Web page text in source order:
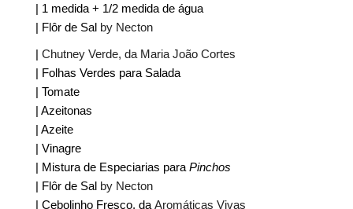
| 1 medida + 1/2 medida de água
| Flôr de Sal by Necton
|Chutney Verde, da Maria João Cortes
| Folhas Verdes para Salada
| Tomate
| Azeitonas
| Azeite
| Vinagre
| Mistura de Especiarias paraPinchos
| Flôr de Sal by Necton
| Cebolinho Fresco, daAromáticas Vivas